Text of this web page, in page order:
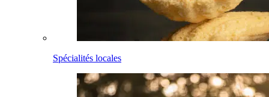
Spécialités locales